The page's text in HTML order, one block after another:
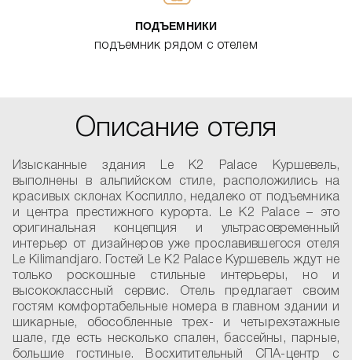
ПОДЪЕМНИКИ
подъемник рядом с отелем
Описание отеля
Изысканные здания Le K2 Palace Куршевель,
выполнены в альпийском стиле, расположились на
красивых склонах Коспилло, недалеко от подъемника
и центра престижного курорта. Le K2 Palace – это
оригинальная концепция и ультрасовременный
интерьер от дизайнеров уже прославившегося отеля
Le Kilimandjaro. Гостей Le K2 Palace Куршевель ждут не
только роскошные стильные интерьеры, но и
высококлассный сервис. Отель предлагает своим
гостям комфортабельные номера в главном здании и
шикарные, обособленные трех- и четырехэтажные
шале, где есть несколько спален, бассейны, парные,
большие гостиные. Восхитительный СПА-центр с